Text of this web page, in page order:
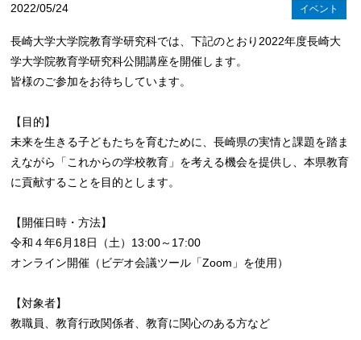
2022/05/24 イベント
長崎大学大学院教育学研究科では、下記のとおり2022年度長崎大
学大学院教育学研究科公開講座を開催します。
皆様のご参加をお待ちしています。
【目的】
未来を生きる子どもたちを育むために、長崎県の実情と課題を踏ま
えながら「これからの学校教育」を考える機会を提供し、本県教育
に貢献することを目的とします。
【開催日時・方法】
令和４年6月18日（土）13:00～17:00
オンライン開催（ビデオ会議ツール「Zoom」を使用）
【対象者】
教職員、教育行政関係者、教育に関心のある方など